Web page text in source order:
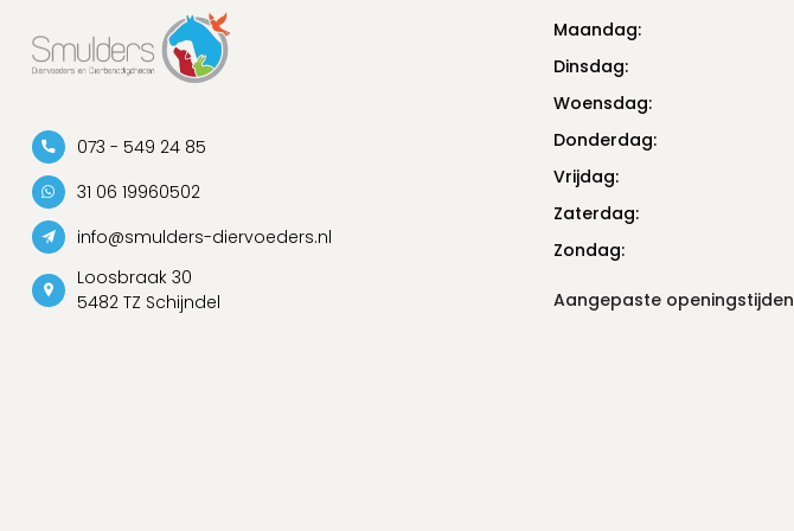
073 - 549 24 85
31 06 19960502
info@smulders-diervoeders.nl
Loosbraak 30
5482 TZ Schijndel
Maandag:
Dinsdag:
Woensdag:
Donderdag:
Vrijdag:
Zaterdag:
Zondag:
Aangepaste openingstijden